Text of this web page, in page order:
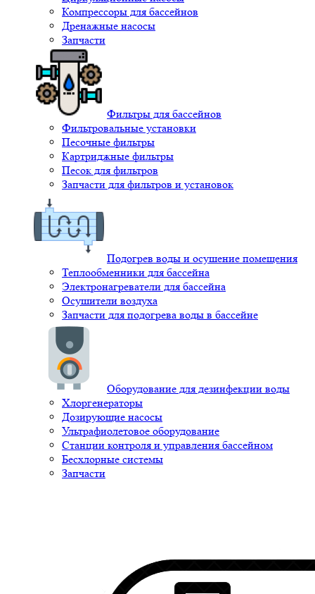
Компрессоры для бассейнов
Дренажные насосы
Запчасти
Фильтры для бассейнов
Фильтровальные установки
Песочные фильтры
Картриджные фильтры
Песок для фильтров
Запчасти для фильтров и установок
Подогрев воды и осушение помещения
Теплообменники для бассейна
Электронагреватели для бассейна
Осушители воздуха
Запчасти для подогрева воды в бассейне
Оборудование для дезинфекции воды
Хлоргенераторы
Дозирующие насосы
Ультрафиолетовое оборудование
Станции контроля и управления бассейном
Бесхлорные системы
Запчасти